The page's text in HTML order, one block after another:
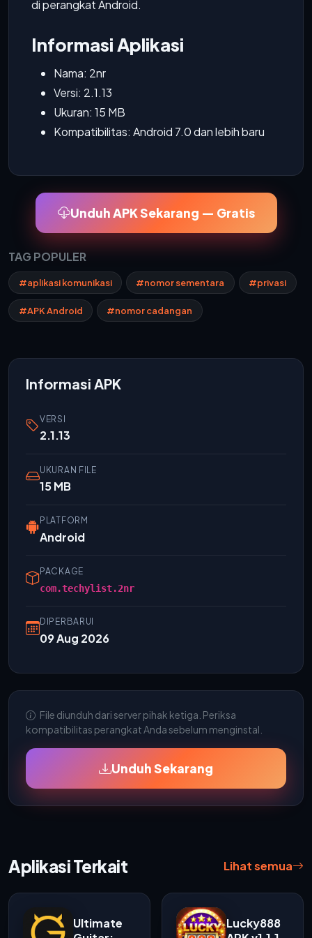
di perangkat Android.
Informasi Aplikasi
Nama: 2nr
Versi: 2.1.13
Ukuran: 15 MB
Kompatibilitas: Android 7.0 dan lebih baru
Unduh APK Sekarang — Gratis
TAG POPULER
#aplikasi komunikasi #nomor sementara #privasi
#APK Android #nomor cadangan
Informasi APK
VERSI
2.1.13
UKURAN FILE
15 MB
PLATFORM
Android
PACKAGE
com.techylist.2nr
DIPERBARUI
09 Aug 2026
File diunduh dari server pihak ketiga. Periksa
kompatibilitas perangkat Anda sebelum menginstal.
Unduh Sekarang
Aplikasi Terkait Lihat semua
Ultimate
Lucky888